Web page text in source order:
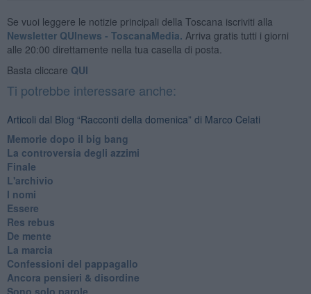
Se vuoi leggere le notizie principali della Toscana iscriviti alla
Newsletter QUInews - ToscanaMedia. Arriva gratis tutti i giorni
alle 20:00 direttamente nella tua casella di posta.
Basta cliccare QUI
Ti potrebbe interessare anche:
Articoli dal Blog “Racconti della domenica” di Marco Celati
Memorie dopo il big bang
La controversia degli azzimi
Finale
L'archivio
I nomi
Essere
Res rebus
De mente
La marcia
Confessioni del pappagallo
Ancora pensieri & disordine
Sono solo parole